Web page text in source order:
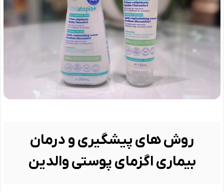
روش های پیشگیری و درمان
بیماری اگزمای پوستی والدین